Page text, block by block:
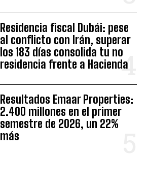
Residencia fiscal Dubái: pese
al conflicto con Irán, superar
los 183 días consolida tu no
residencia frente a Hacienda
Resultados Emaar Properties:
2.400 millones en el primer
semestre de 2026, un 22%
más